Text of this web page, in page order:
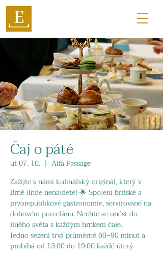
Čaj o páté
út 07. 10.
  |
Alfa Passage
Zažijte s námi kulinářský originál, který v
Brně jinde nenajdete! 🌟 Spojení britské a
prvorepublikové gastronomie, servírované na
dobovém porcelánu. Nechte se unést do
jiného světa s každým hrnkem čaje.
Jedno sezení trvá průměrně 60–90 minut a
probíhá od 13:00 do 19:00 každé úterý.